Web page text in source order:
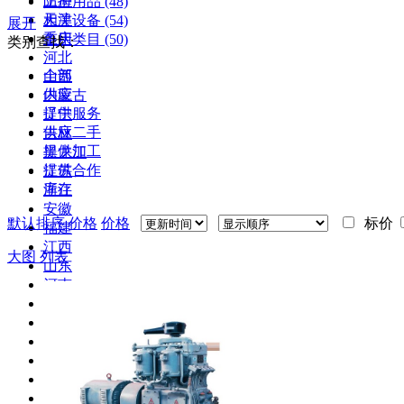
相关设备 (54)
备用类目 (50)
天津
重庆
河北
山西
内蒙古
辽宁
吉林
黑龙江
江苏
浙江
安徽
福建
江西
山东
河南
展开
类别查找：
全部
供应
提供服务
供应二手
提供加工
提供合作
库存
默认排序 价格 价格 标价
大图 列表